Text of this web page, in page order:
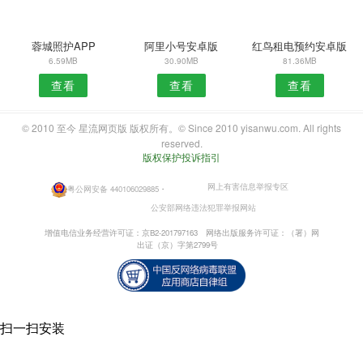
蓉城照护APP
6.59MB
查看
阿里小号安卓版
30.90MB
查看
红鸟租电预约安卓版
81.36MB
查看
© 2010 至今 星流网页版 版权所有。© Since 2010 yisanwu.com. All rights
reserved.
版权保护投诉指引
粤公网安备 440106029885・
网上有害信息举报专区
公安部网络违法犯罪举报网站
增值电信业务经营许可证：京B2-201797163
网络出版服务许可证：（署）网
出证（京）字第2799号
扫一扫安装